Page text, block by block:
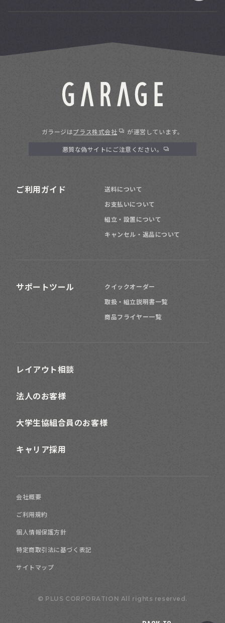
ガラージはプラス株式会社 が運営しています。
悪質な偽サイトにご注意ください。
ご利用ガイド
送料について
お支払いについて
組立・設置について
キャンセル・返品について
サポートツール
クイックオーダー
取扱・組立説明書一覧
商品フライヤー一覧
レイアウト相談
法人のお客様
大学生協組合員のお客様
キャリア採用
会社概要
ご利用規約
個人情報保護方針
特定商取引法に基づく表記
サイトマップ
© PLUS CORPORATION All rights reserved.